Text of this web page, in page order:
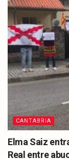
CANTABRIA
Elma Saiz
Real entre